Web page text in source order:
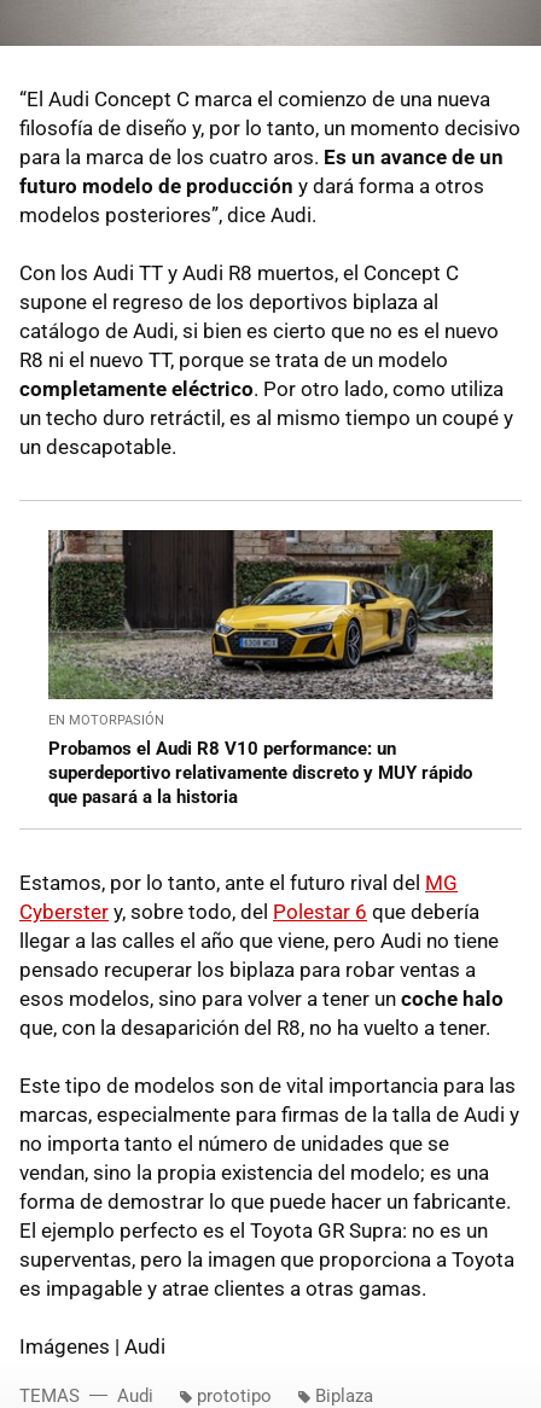
“El Audi Concept C marca el comienzo de una nueva
filosofía de diseño y, por lo tanto, un momento decisivo
para la marca de los cuatro aros. Es un avance de un
futuro modelo de producción y dará forma a otros
modelos posteriores”, dice Audi.
Con los Audi TT y Audi R8 muertos, el Concept C
supone el regreso de los deportivos biplaza al
catálogo de Audi, si bien es cierto que no es el nuevo
R8 ni el nuevo TT, porque se trata de un modelo
completamente eléctrico. Por otro lado, como utiliza
un techo duro retráctil, es al mismo tiempo un coupé y
un descapotable.
EN MOTORPASIÓN
Probamos el Audi R8 V10 performance: un
superdeportivo relativamente discreto y MUY rápido
que pasará a la historia
Estamos, por lo tanto, ante el futuro rival del MG
Cyberster y, sobre todo, del Polestar 6 que debería
llegar a las calles el año que viene, pero Audi no tiene
pensado recuperar los biplaza para robar ventas a
esos modelos, sino para volver a tener un coche halo
que, con la desaparición del R8, no ha vuelto a tener.
Este tipo de modelos son de vital importancia para las
marcas, especialmente para firmas de la talla de Audi y
no importa tanto el número de unidades que se
vendan, sino la propia existencia del modelo; es una
forma de demostrar lo que puede hacer un fabricante.
El ejemplo perfecto es el Toyota GR Supra: no es un
superventas, pero la imagen que proporciona a Toyota
es impagable y atrae clientes a otras gamas.
Imágenes | Audi
TEMAS Audi prototipo Biplaza